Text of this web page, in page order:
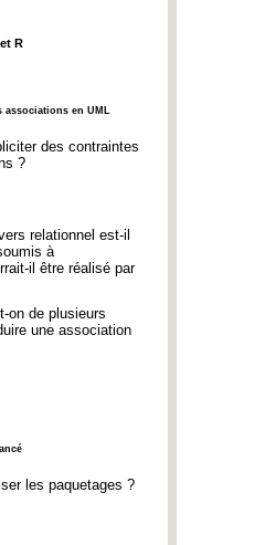
R
en UML
des contraintes
?
relationnel est-il
à
il être réalisé par
on de plusieurs
une association
les paquetages ?